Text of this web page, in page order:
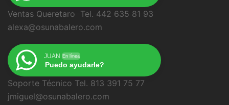
Ventas Queretaro Tel. 442 635 81 93
alexa@osunabalero.com
JUAN En línea
Puedo ayudarle?
Soporte Técnico Tel. 813 391 75 77
jmiguel@osunabalero.com